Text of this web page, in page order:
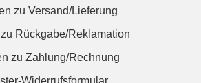
zu Versand/Lieferung
Rückgabe/Reklamation
zu Zahlung/Rechnung
Widerrufsformular